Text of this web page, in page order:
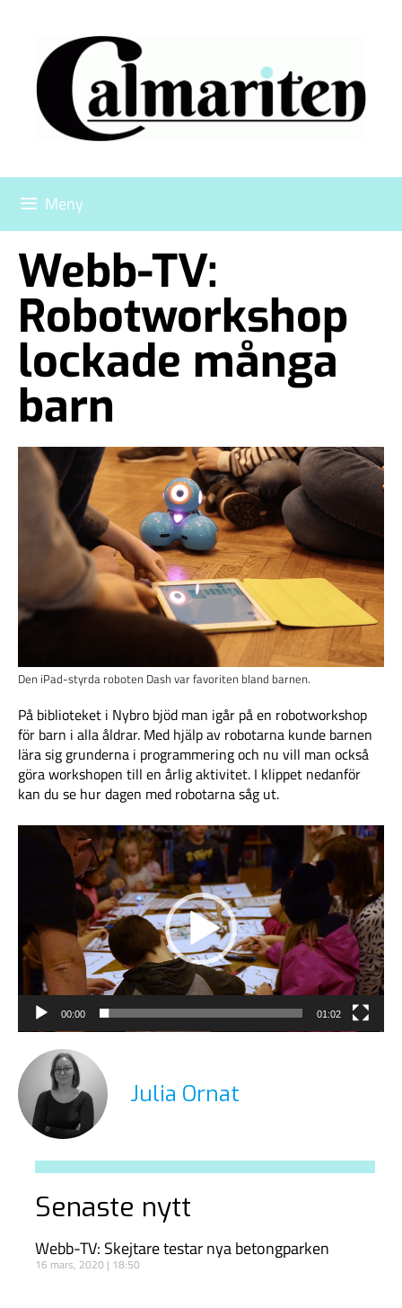
Meny
Webb-TV:
Robotworkshop
lockade många
barn
Den iPad-styrda roboten Dash var favoriten bland barnen.
På biblioteket i Nybro bjöd man igår på en robotworkshop
för barn i alla åldrar. Med hjälp av robotarna kunde barnen
lära sig grunderna i programmering och nu vill man också
göra workshopen till en årlig aktivitet. I klippet nedanför
kan du se hur dagen med robotarna såg ut.
Videospelare
00:00 01:02
Julia Ornat
Senaste nytt
Webb-TV: Skejtare testar nya betongparken
16 mars, 2020 18:50